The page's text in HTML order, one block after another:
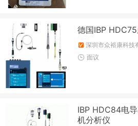
德国IBP HDC75
深圳市众裕康科技
面议
IBP HDC84电
机分析仪